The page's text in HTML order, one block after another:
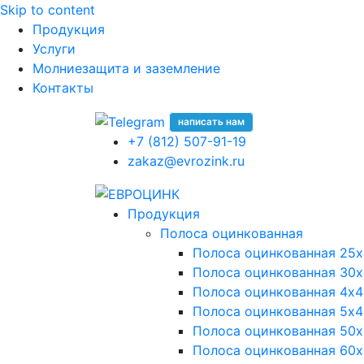
Skip to content
Продукция
Услуги
Молниезащита и заземление
Контакты
написать нам
+7 (812) 507-91-19
zakaz@evrozink.ru
Продукция
Полоса оцинкованная
Полоса оцинкованная
Полоса оцинкованная
Полоса оцинкованная
Полоса оцинкованная
Полоса оцинкованная
Полоса оцинкованная